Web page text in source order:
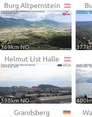
Burg Altpernstein
369km NO
Helmut List Halle
398km NO
Grandsberg